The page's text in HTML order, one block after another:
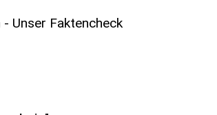
Unser Faktencheck